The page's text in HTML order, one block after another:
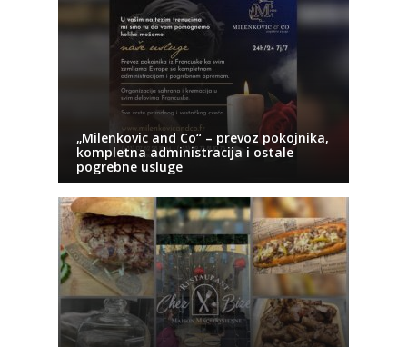
„Milenkovic and Co“ – prevoz pokojnika,
kompletna administracija i ostale
pogrebne usluge